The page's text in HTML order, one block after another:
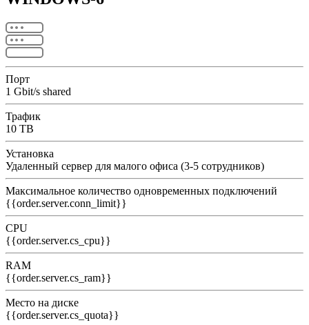
Порт
1 Gbit/s shared
Трафик
10 TB
Установка
Удаленный сервер для малого офиса (3-5 сотрудников)
Максимальное количество одновременных подключений
{{order.server.conn_limit}}
CPU
{{order.server.cs_cpu}}
RAM
{{order.server.cs_ram}}
Место на диске
{{order.server.cs_quota}}